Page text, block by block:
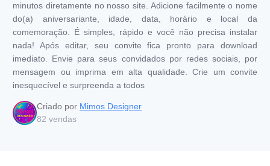
minutos diretamente no nosso site. Adicione facilmente o nome
do(a) aniversariante, idade, data, horário e local da
comemoração. É simples, rápido e você não precisa instalar
nada! Após editar, seu convite fica pronto para download
imediato. Envie para seus convidados por redes sociais, por
mensagem ou imprima em alta qualidade. Crie um convite
inesquecível e surpreenda a todos
Criado por Mimos Designer
82 vendas